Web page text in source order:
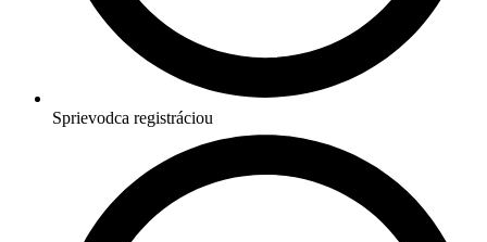
Sprievodca registráciou